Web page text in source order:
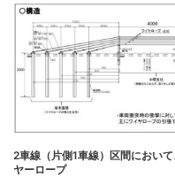
2車線（片側1車線）区間におい
ヤーロープ